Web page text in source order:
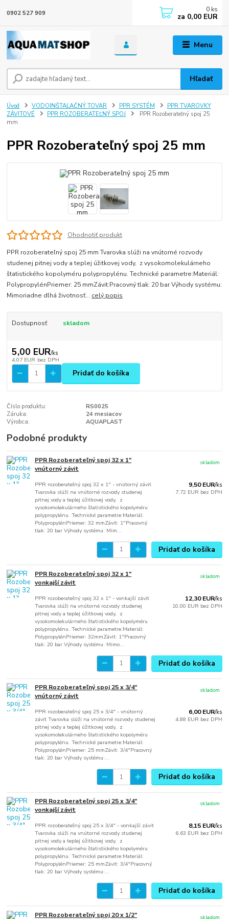
Menu
Hľadať
0902 527 909 0 ks
za 0,00 EUR
Úvod VODOINŠTALAČNÝ TOVAR PPR SYSTÉM
PPR TVAROVKY
ZÁVITOVÉ
PPR ROZOBERATEĽNÝ SPOJ
PPR Rozoberateľný spoj 25
mm
PPR Rozoberateľný spoj 25 mm
Ohodnotiť produkt
PPR rozoberateľný spoj 25 mm Tvarovka slúži na vnútorné rozvody
studenej pitnej vody a teplej úžitkovej vody, z vysokomolekulárneho
štatistického kopolyméru polypropylénu. Technické parametre:Materiál:
PolypropylénPriemer: 25 mmZávit:Pracovný tlak: 20 bar Výhody systému:
Mimoriadne dlhá životnosť... celý popis
Dostupnosť skladom
5,00 EUR/ks
4,07 EUR bez DPH
Pridať do košíka
Číslo produktu:
RS0025
Záruka:
24 mesiacov
Výrobca:
AQUAPLAST
Podobné produkty
PPR Rozoberateľný spoj 32 x 1"
vnútorný závit
PPR rozoberateľný spoj 32 x 1" - vnútorný závit
Tvarovka slúži na vnútorné rozvody studenej
pitnej vody a teplej úžitkovej vody, z
vysokomolekulárneho štatistického kopolyméru
polypropylénu. Technické parametre:Materiál:
PolypropylénPriemer: 32 mmZávit: 1"Pracovný
tlak: 20 bar Výhody systému: Mim...
9,50 EUR/ks
7,72 EUR bez DPH
skladom
Pridať do košíka
PPR Rozoberateľný spoj 32 x 1"
vonkajší závit
PPR rozoberateľný spoj 32 x 1" - vonkajší závit
Tvarovka slúži na vnútorné rozvody studenej
pitnej vody a teplej úžitkovej vody, z
vysokomolekulárneho štatistického kopolyméru
polypropylénu. Technické parametre:Materiál:
PolypropylénPriemer: 32mmZávit: 1"Pracovný
tlak: 20 bar Výhody systému: Mimo...
12,30 EUR/ks
10,00 EUR bez DPH
skladom
Pridať do košíka
PPR Rozoberateľný spoj 25 x 3/4"
vnútorný závit
PPR rozoberateľný spoj 25 x 3/4" - vnútorný
závit Tvarovka slúži na vnútorné rozvody studenej
pitnej vody a teplej úžitkovej vody, z
vysokomolekulárneho štatistického kopolyméru
polypropylénu. Technické parametre:Materiál:
PolypropylénPriemer: 25 mmZávit: 3/4"Pracovný
tlak: 20 bar Výhody systému:...
6,00 EUR/ks
4,88 EUR bez DPH
skladom
Pridať do košíka
PPR Rozoberateľný spoj 25 x 3/4"
vonkajší závit
PPR rozoberateľný spoj 25 x 3/4" - vonkajší závit
Tvarovka slúži na vnútorné rozvody studenej
pitnej vody a teplej úžitkovej vody, z
vysokomolekulárneho štatistického kopolyméru
polypropylénu. Technické parametre:Materiál:
PolypropylénPriemer: 25 mmZávit: 3/4"Pracovný
tlak: 20 bar Výhody systému:...
8,15 EUR/ks
6,63 EUR bez DPH
skladom
Pridať do košíka
PPR Rozoberateľný spoj 20 x 1/2" skladom